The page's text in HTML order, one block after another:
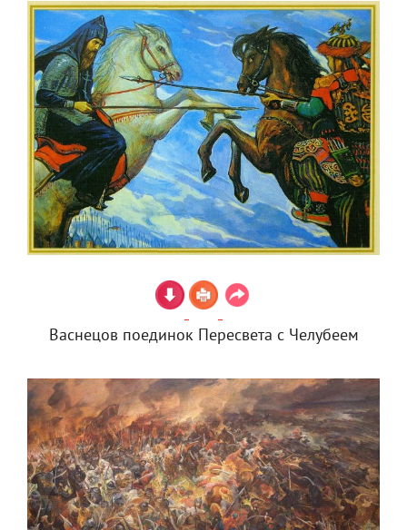
Васнецов поединок Пересвета с Челубеем